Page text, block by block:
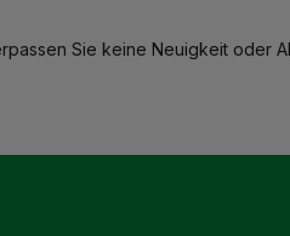
Sie keine Neuigkeit oder